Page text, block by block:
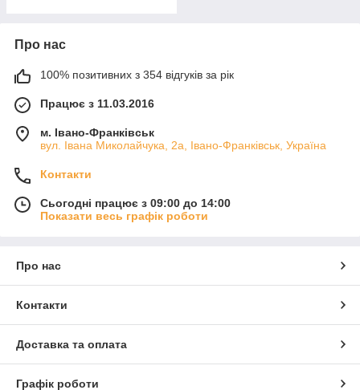
Про нас
100% позитивних з 354 відгуків за рік
Працює з 11.03.2016
м. Івано-Франківськ
вул. Івана Миколайчука, 2а, Івано-Франківськ, Україна
Контакти
Сьогодні працює з 09:00 до 14:00
Показати весь графік роботи
Про нас
Контакти
Доставка та оплата
Графік роботи